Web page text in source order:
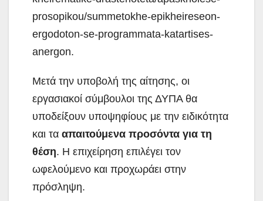
prosopikou/summetokhe-epikheireseon-
ergodoton-se-programmata-katartises-
anergon.
Μετά την υποβολή της αίτησης, οι
εργασιακοί σύμβουλοι της ΔΥΠΑ θα
υποδείξουν υποψηφίους με την ειδικότητα
και τα απαιτούμενα προσόντα για τη
θέση. Η επιχείρηση επιλέγει τον
ωφελούμενο και προχωράει στην
πρόσληψη.